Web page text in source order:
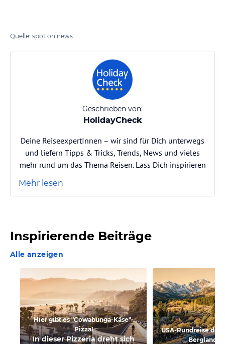
Quelle: spot on news
Geschrieben von:
HolidayCheck
Deine ReiseexpertInnen – wir sind für Dich unterwegs
und liefern Tipps & Tricks, Trends, News und vieles
mehr rund um das Thema Reisen. Lass Dich inspirieren
Mehr lesen
Inspirierende Beiträge
Alle anzeigen
Hier gibt es "Cowabunga-Käse"-
Pizza!
In dieser Pizzeria dreht sich
USA-Rundreise